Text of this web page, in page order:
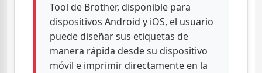
Tool de Brother, disponible para
dispositivos Android y iOS, el usuario
puede diseñar sus etiquetas de
manera rápida desde su dispositivo
móvil e imprimir directamente en la